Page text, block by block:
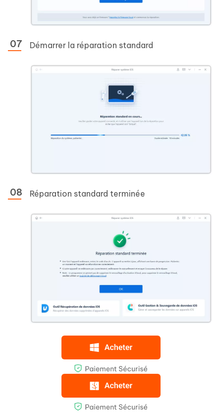
Démarrer la réparation standard
Réparation standard terminée